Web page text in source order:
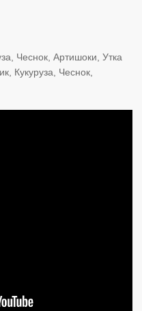
Чеснок, Артишоки, Утка
Кукуруза, Чеснок,